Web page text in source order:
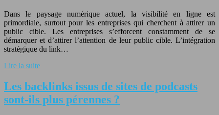
Dans le paysage numérique actuel, la visibilité en ligne est
primordiale, surtout pour les entreprises qui cherchent à attirer un
public cible. Les entreprises s’efforcent constamment de se
démarquer et d’attirer l’attention de leur public cible. L’intégration
stratégique du link…
Lire la suite
Les backlinks issus de sites de podcasts
sont-ils plus pérennes ?